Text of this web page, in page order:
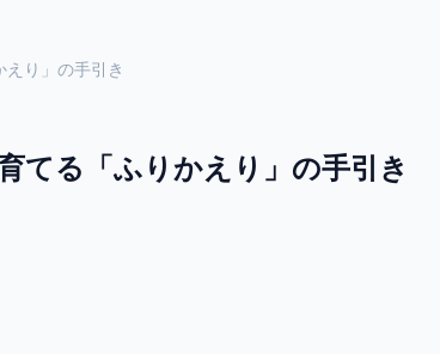
り」の手引き
る「ふりかえり」の手引き